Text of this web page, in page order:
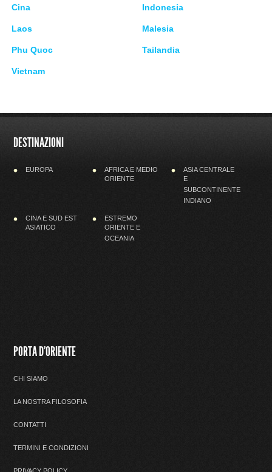
Cina Indonesia
Laos Malesia
Phu Quoc Tailandia
Vietnam
DESTINAZIONI
EUROPA AFRICA E MEDIO
ORIENTE
ASIA CENTRALE
E
SUBCONTINENTE
INDIANO
CINA E SUD EST
ASIATICO
ESTREMO
ORIENTE E
OCEANIA
PORTA D'ORIENTE
CHI SIAMO
LA NOSTRA FILOSOFIA
CONTATTI
TERMINI E CONDIZIONI